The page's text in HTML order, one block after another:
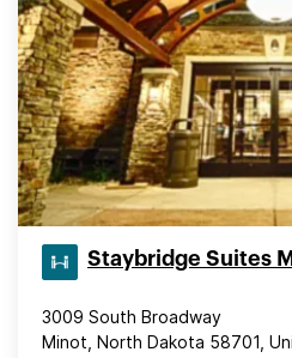
Staybridge Suites
3009 South Broadway
Minot, North Dakota 58701,